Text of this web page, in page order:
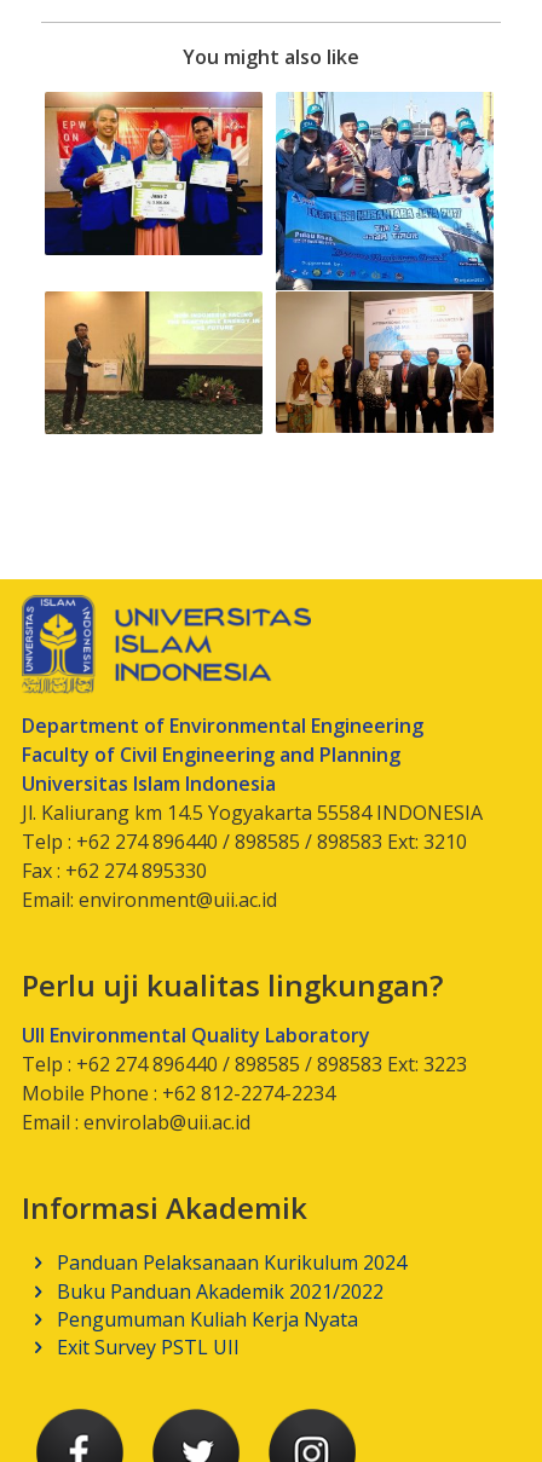
You might also like
Department of Environmental Engineering
Faculty of Civil Engineering and Planning
Universitas Islam Indonesia
Jl. Kaliurang km 14.5 Yogyakarta 55584 INDONESIA
Telp : +62 274 896440 / 898585 / 898583 Ext: 3210
Fax : +62 274 895330
Email: environment@uii.ac.id
Perlu uji kualitas lingkungan?
UII Environmental Quality Laboratory
Telp : +62 274 896440 / 898585 / 898583 Ext: 3223
Mobile Phone : +62 812-2274-2234
Email : envirolab@uii.ac.id
Informasi Akademik
Panduan Pelaksanaan Kurikulum 2024
Buku Panduan Akademik 2021/2022
Pengumuman Kuliah Kerja Nyata
Exit Survey PSTL UII